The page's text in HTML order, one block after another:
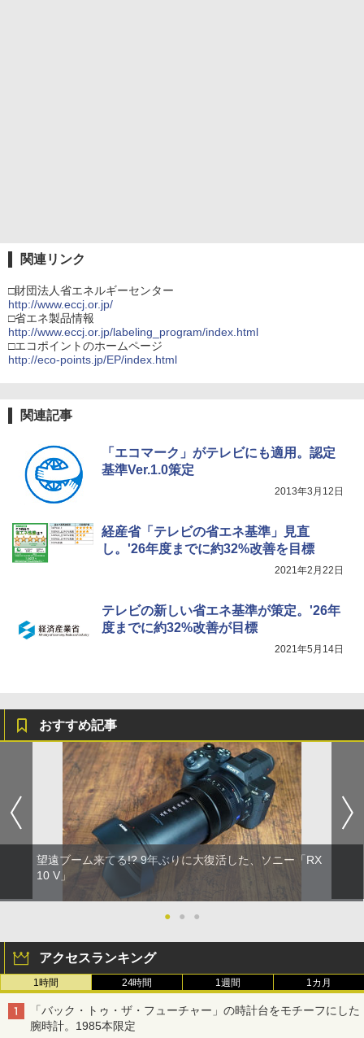
関連リンク
□財団法人省エネルギーセンター
http://www.eccj.or.jp/
□省エネ製品情報
http://www.eccj.or.jp/labeling_program/index.html
□エコポイントのホームページ
http://eco-points.jp/EP/index.html
関連記事
「エコマーク」がテレビにも適用。認定
基準Ver.1.0策定
2013年3月12日
経産省「テレビの省エネ基準」見直
し。'26年度までに約32%改善を目標
2021年2月22日
テレビの新しい省エネ基準が策定。'26年
度までに約32%改善が目標
2021年5月14日
おすすめ記事
望遠ブーム来てる!? 9年ぶりに大復活した、ソニー「RX
10 V」
● ● ●
アクセスランキング
1時間 24時間 1週間 1カ月
「バック・トゥ・ザ・フューチャー」の時計台をモチーフにした
腕時計。1985本限定